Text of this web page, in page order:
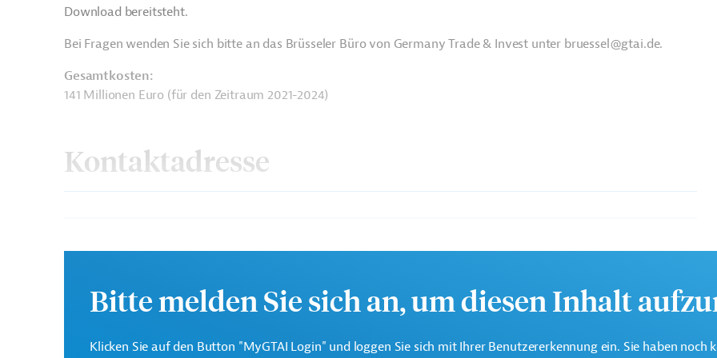
Download bereitsteht.
Bei Fragen wenden Sie sich bitte an das Brüsseler Büro von Germany Trade & Invest unter bruessel@gtai.de.
Gesamtkosten:
141 Millionen Euro (für den Zeitraum 2021-2024)
Kontaktadresse
Generaldirektion Internationale Partnerschaften (GD INTPA)
Bitte melden Sie sich an, um diesen Inhalt
Klicken Sie auf den Button "MyGTAI Login" und loggen Sie sich mit Ihrer Benutzererkennung ein. Sie haben noch